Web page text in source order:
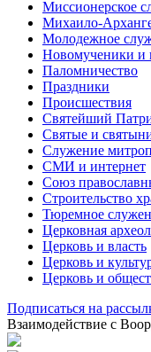
Миссионерское
Михаило-
Молодежное
Новомученики и
Паломничество
Праздники
Происшествия
Святейший
Святые и
Служение
СМИ и интернет
Союз
Строительство
Тюремное
Церковная
Церковь и власть
Церковь и
Церковь и
Подписаться на
Взаимодействие с